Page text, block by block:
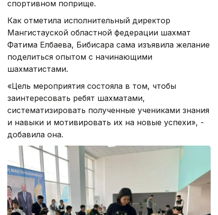
спортивном поприще.
Как отметила исполнительный директор
Мангистауской областной федерации шахмат
Фатима Елбаева, Бибисара сама изъявила желание
поделиться опытом с начинающими
шахматистами.
«Цель мероприятия состояла в том, чтобы
заинтересовать ребят шахматами,
систематизировать полученные учениками знания
и навыки и мотивировать их на новые успехи», -
добавила она.